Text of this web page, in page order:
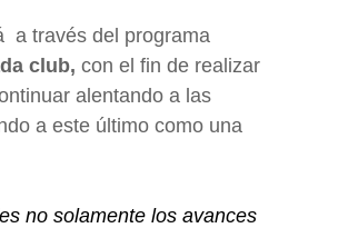
a través del programa
club, con el fin de realizar
alentando a las
a este último como una
no solamente los avances